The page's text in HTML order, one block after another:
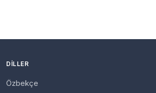
DILLER
Özbekçe